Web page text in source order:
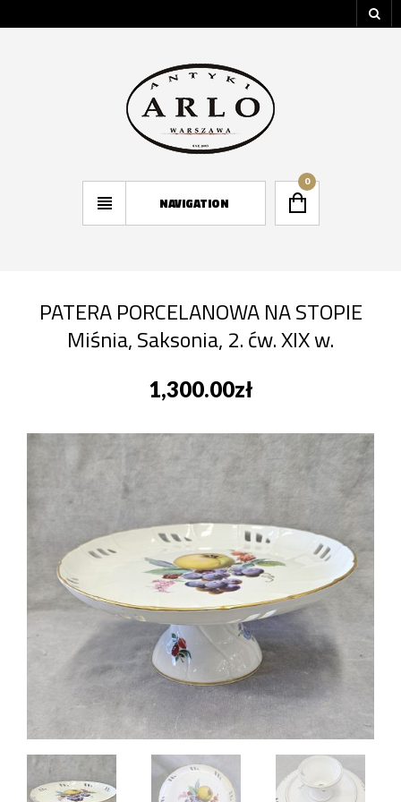
NAVIGATION
0
PATERA PORCELANOWA NA STOPIE
Miśnia, Saksonia, 2. ćw. XIX w.
1,300.00zł